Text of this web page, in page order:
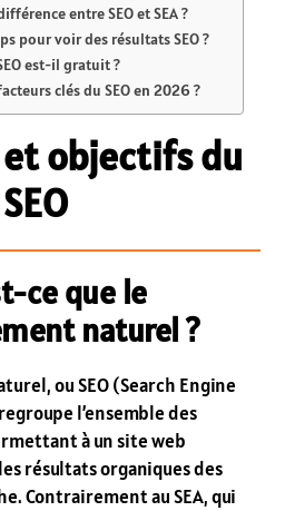
entre SEO et SEA ?
pour voir des résultats SEO ?
est-il gratuit ?
clés du SEO en 2026 ?
objectifs du
SEO
ce que le
naturel ?
ou SEO (Search Engine
l’ensemble des
à un site web
résultats organiques des
Contrairement au SEA, qui